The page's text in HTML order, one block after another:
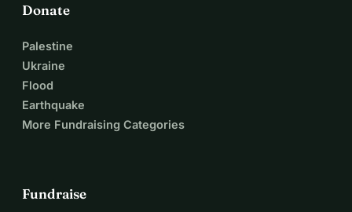
Donate
Palestine
Ukraine
Flood
Earthquake
More Fundraising Categories
Fundraise